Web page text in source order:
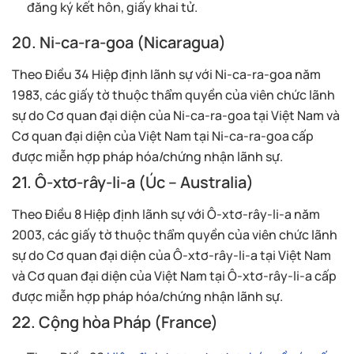
đăng ký kết hôn, giấy khai tử.
20. Ni-ca-ra-goa (Nicaragua)
Theo Điều 34 Hiệp định lãnh sự với Ni-ca-ra-goa năm
1983, các giấy tờ thuộc thẩm quyền của viên chức lãnh
sự do Cơ quan đại diện của Ni-ca-ra-goa tại Việt Nam và
Cơ quan đại diện của Việt Nam tại Ni-ca-ra-goa cấp
được miễn hợp pháp hóa/chứng nhận lãnh sự.
21. Ô-xtơ-rây-li-a (Úc – Australia)
Theo Điều 8 Hiệp định lãnh sự với Ô-xtơ-rây-li-a năm
2003, các giấy tờ thuộc thẩm quyền của viên chức lãnh
sự do Cơ quan đại diện của Ô-xtơ-rây-li-a tại Việt Nam
và Cơ quan đại diện của Việt Nam tại Ô-xtơ-rây-li-a cấp
được miễn hợp pháp hóa/chứng nhận lãnh sự.
22. Cộng hòa Pháp (France)